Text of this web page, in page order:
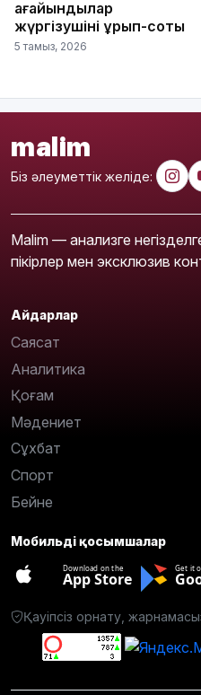
ағайындылар
жүргізушіні ұрып-соқты
5 тамыз, 2026
malim
Біз әлеуметтік желіде:
Malim — анализге
пікірлер мен эксклюзив
Айдарлар
Саясат
Аналитика
Қоғам
Мәдениет
Сұхбат
Спорт
Бейне
Мобильді қосымшалар
Download on the
App Store
Get it
Қауіпсіз орнату,